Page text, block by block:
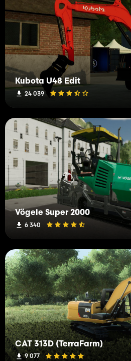
Kubota U48 Edit
24 039
Vögele Super 2000
6 340
CAT 313D (TerraFarm)
9 077